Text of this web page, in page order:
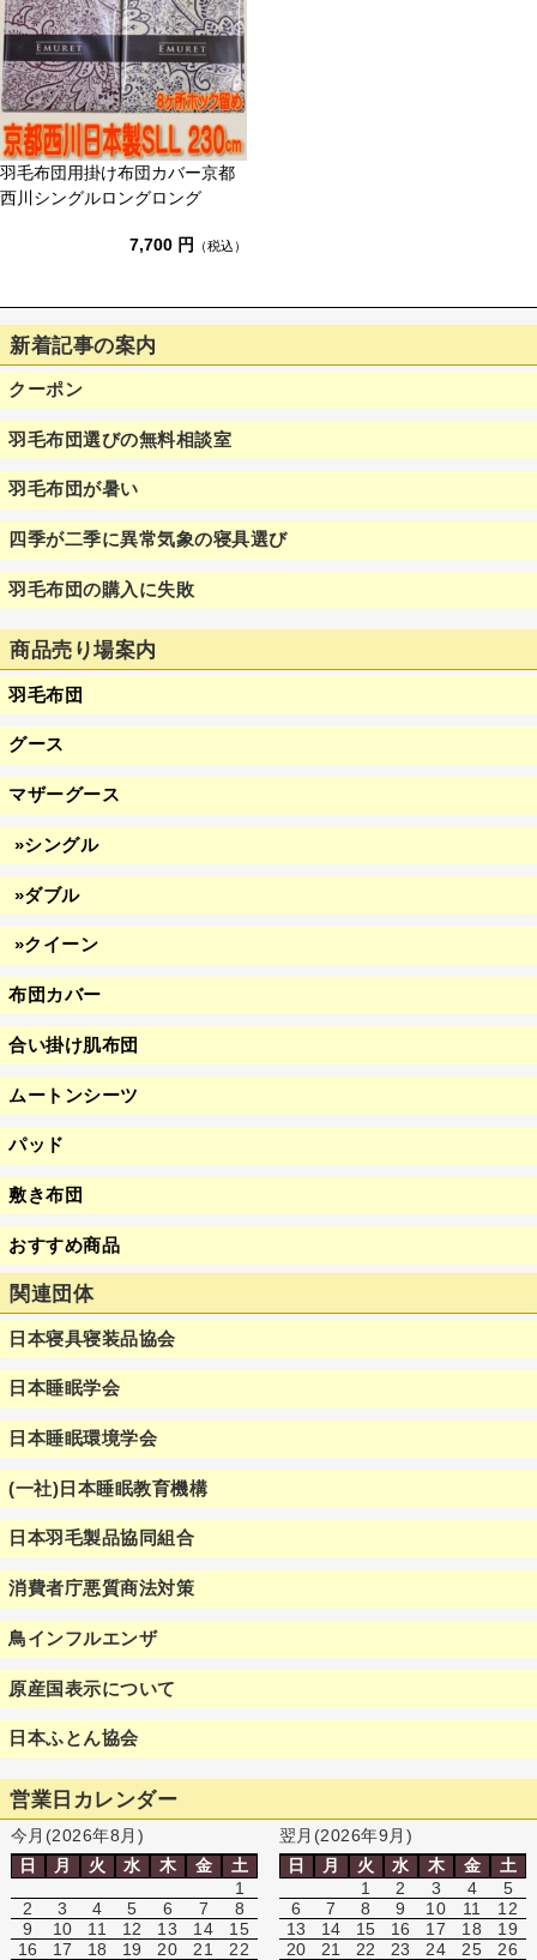
羽毛布団用掛け布団カバー京都
西川シングルロングロング
7,700 円 （税込）
新着記事の案内
クーポン
羽毛布団選びの無料相談室
羽毛布団が暑い
四季が二季に異常気象の寝具選び
羽毛布団の購入に失敗
商品売り場案内
羽毛布団
グース
マザーグース
»シングル
»ダブル
»クイーン
布団カバー
合い掛け肌布団
ムートンシーツ
パッド
敷き布団
おすすめ商品
関連団体
日本寝具寝装品協会
日本睡眠学会
日本睡眠環境学会
(一社)日本睡眠教育機構
日本羽毛製品協同組合
消費者庁悪質商法対策
鳥インフルエンザ
原産国表示について
日本ふとん協会
営業日カレンダー
今月(2026年8月)
日
月 火 水 木 金
土
1
2
3 4 5 6 7
8
9
10 11 12 13 14
15
16
17 18 19 20 21
22
翌月(2026年9月)
日
月 火 水 木 金
土
1
2 3 4
5
6
7 8 9 10 11
12
13
14 15 16 17 18
19
20
21 22 23 24 25
26